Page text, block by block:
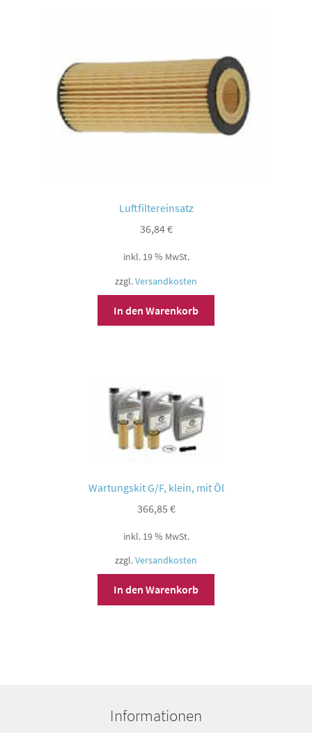
Luftfiltereinsatz
36,84€
inkl. 19 % MwSt.
zzgl.Versandkosten
In den Warenkorb
Wartungskit G/F, klein, mit Öl
366,85 €
inkl. 19 % MwSt.
zzgl.Versandkosten
In den Warenkorb
Informationen